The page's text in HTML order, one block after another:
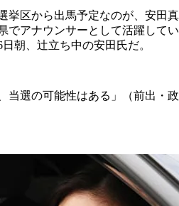
挙区から出馬予定なのが、安田真
でアナウンサーとして活躍してい
朝、辻立ち中の安田氏だ。
当選の可能性はある」（前出・政